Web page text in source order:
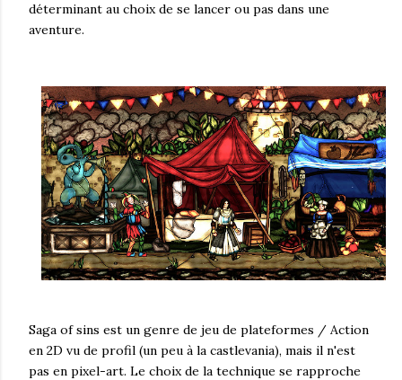
déterminant au choix de se lancer ou pas dans une
aventure.
Saga of sins est un genre de jeu de plateformes / Action
en 2D vu de profil (un peu à la castlevania), mais il n'est
pas en pixel-art. Le choix de la technique se rapproche